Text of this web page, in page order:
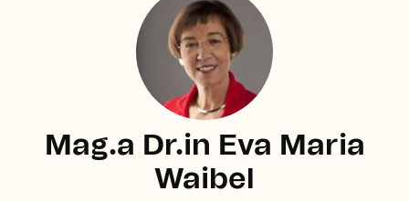
Mag.a Dr.in Eva Maria
Waibel